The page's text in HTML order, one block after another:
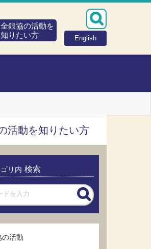
English
全銀協の活動を
知りたい方
活動を知りたい方
リ内 検索
の活動